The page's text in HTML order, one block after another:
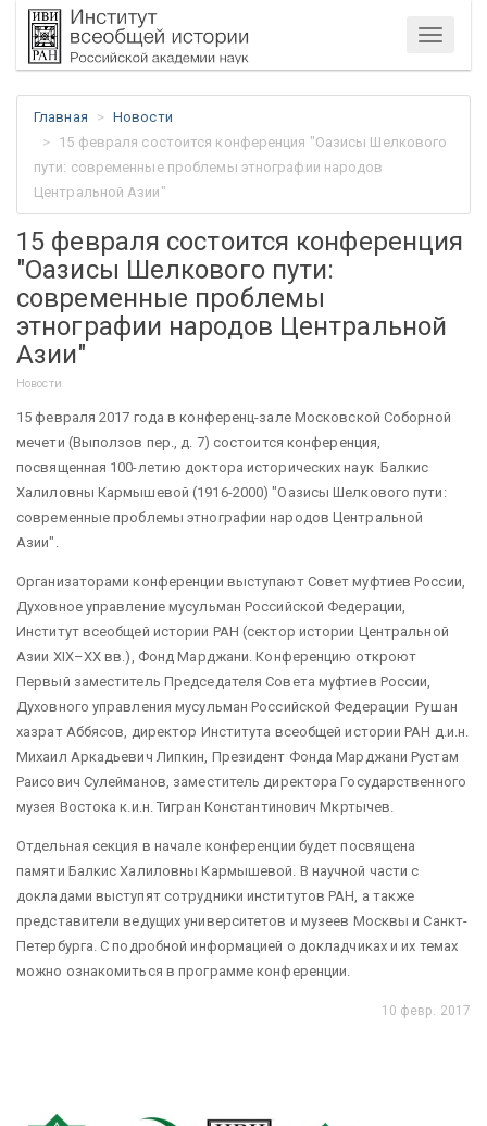
Меню
Главная
Новости
15 февраля состоится конференция "Оазисы Шелкового
пути: современные проблемы этнографии народов
Центральной Азии"
15 февраля состоится конференция
"Оазисы Шелкового пути:
современные проблемы
этнографии народов Центральной
Азии"
Новости
15 февраля 2017 года в конференц-зале Московской Соборной
мечети (Выползов пер., д. 7) состоится конференция,
посвященная 100-летию доктора исторических наук Балкис
Халиловны Кармышевой (1916-2000) "Оазисы Шелкового пути:
современные проблемы этнографии народов Центральной
Азии".
Организаторами конференции выступают Совет муфтиев России,
Духовное управление мусульман Российской Федерации,
Институт всеобщей истории РАН (сектор истории Центральной
Азии XIX–XX вв.), Фонд Марджани. Конференцию откроют
Первый заместитель Председателя Совета муфтиев России,
Духовного управления мусульман Российской Федерации Рушан
хазрат Аббясов, директор Института всеобщей истории РАН д.и.н.
Михаил Аркадьевич Липкин, Президент Фонда Марджани Рустам
Раисович Сулейманов, заместитель директора Государственного
музея Востока к.и.н. Тигран Константинович Мкртычев.
Отдельная секция в начале конференции будет посвящена
памяти Балкис Халиловны Кармышевой. В научной части с
докладами выступят сотрудники институтов РАН, а также
представители ведущих университетов и музеев Москвы и Санкт-
Петербурга. С подробной информацией о докладчиках и их темах
можно ознакомиться в программе конференции.
10 февр. 2017